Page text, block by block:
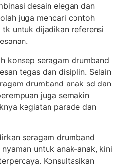
desain elegan dan
juga mencari contoh
tk untuk dijadikan referensi
konsep seragam drumband
tegas dan disiplin. Selain
drumband anak sd dan
juga semakin
kegiatan parade dan
seragam drumband
untuk anak-anak, kini
Konsultasikan